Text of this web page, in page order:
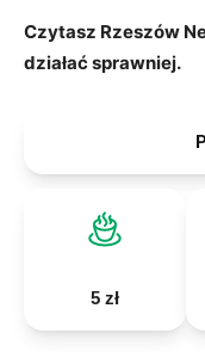
Czytasz Rzeszów
działać sprawniej.
5 zł